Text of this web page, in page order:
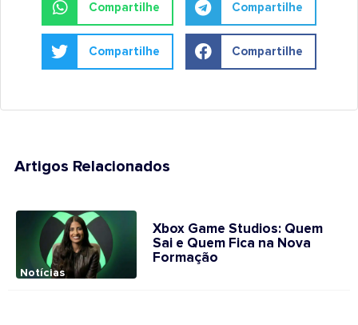
Compartilhe Compartilhe
Compartilhe Compartilhe
Artigos Relacionados
Notícias
Xbox Game Studios: Quem
Sai e Quem Fica na Nova
Formação